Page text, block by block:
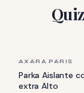
ÚLTIMA PIEZA
AXARA PARIS
Parka Aislante
extra Alto